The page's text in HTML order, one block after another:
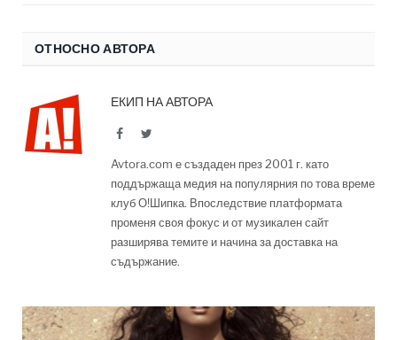
ОТНОСНО АВТОРА
ЕКИП НА АВТОРА
FacebookTwitter
Avtora.com е създаден през 2001 г. като
поддържаща медия на популярния по това време
клуб О!Шипка. Впоследствие платформата
променя своя фокус и от музикален сайт
разширява темите и начина за доставка на
съдържание.